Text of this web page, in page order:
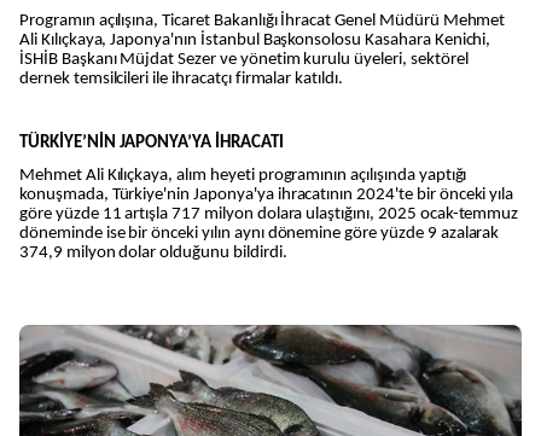
Programın açılışına, Ticaret Bakanlığı İhracat Genel Müdürü Mehmet
Ali Kılıçkaya, Japonya'nın İstanbul Başkonsolosu Kasahara Kenichi,
İSHİB Başkanı Müjdat Sezer ve yönetim kurulu üyeleri, sektörel
dernek temsilcileri ile ihracatçı firmalar katıldı.
TÜRKİYE’NİN JAPONYA’YA İHRACATI
Mehmet Ali Kılıçkaya, alım heyeti programının açılışında yaptığı
konuşmada, Türkiye'nin Japonya'ya ihracatının 2024'te bir önceki yıla
göre yüzde 11 artışla 717 milyon dolara ulaştığını, 2025 ocak-temmuz
döneminde ise bir önceki yılın aynı dönemine göre yüzde 9 azalarak
374,9 milyon dolar olduğunu bildirdi.